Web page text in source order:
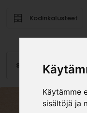
Käytämme
sisältöjä ja
Kodinkalusteet
Saranat